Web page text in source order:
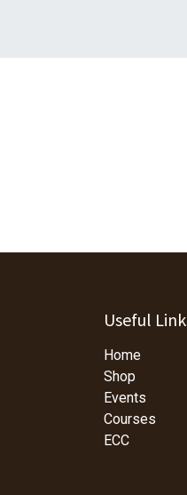
Useful
Home
Shop
Events
Courses
ECC